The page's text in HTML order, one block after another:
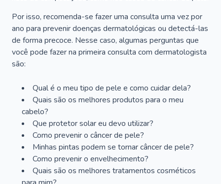
Por isso, recomenda-se fazer uma consulta uma vez por
ano para prevenir doenças dermatológicas ou detectá-las
de forma precoce. Nesse caso, algumas perguntas que
você pode fazer na primeira consulta com dermatologista
são:
Qual é o meu tipo de pele e como cuidar dela?
Quais são os melhores produtos para o meu
cabelo?
Que protetor solar eu devo utilizar?
Como prevenir o câncer de pele?
Minhas pintas podem se tornar câncer de pele?
Como prevenir o envelhecimento?
Quais são os melhores tratamentos cosméticos